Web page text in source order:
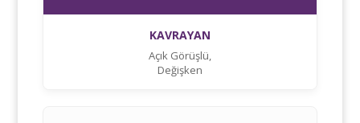
KAVRAYAN
Açık Görüşlü,
Değişken